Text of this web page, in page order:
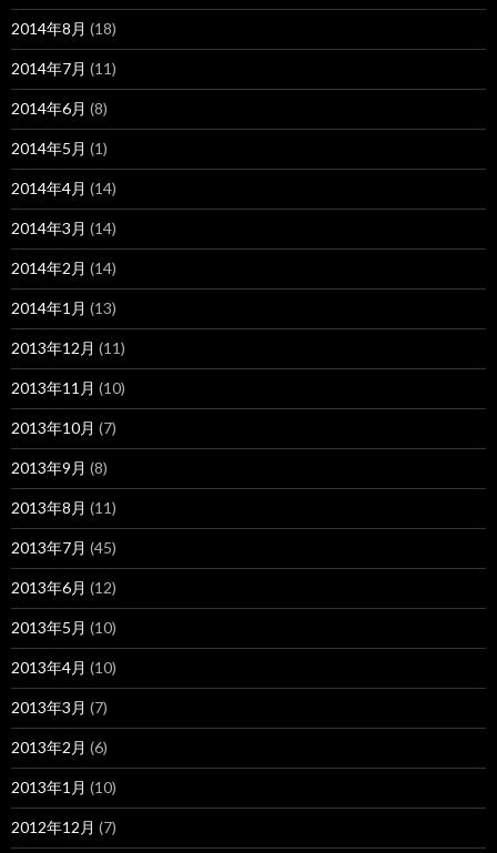
2014年8月 (18)
2014年7月 (11)
2014年6月 (8)
2014年5月 (1)
2014年4月 (14)
2014年3月 (14)
2014年2月 (14)
2014年1月 (13)
2013年12月 (11)
2013年11月 (10)
2013年10月 (7)
2013年9月 (8)
2013年8月 (11)
2013年7月 (45)
2013年6月 (12)
2013年5月 (10)
2013年4月 (10)
2013年3月 (7)
2013年2月 (6)
2013年1月 (10)
2012年12月 (7)